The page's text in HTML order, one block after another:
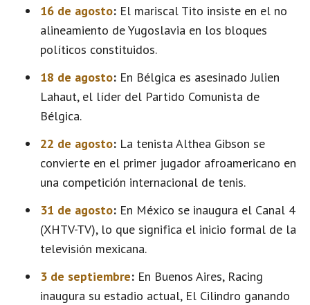
16 de agosto: El mariscal Tito insiste en el no
alineamiento de Yugoslavia en los bloques
políticos constituidos.
18 de agosto: En Bélgica es asesinado Julien
Lahaut, el líder del Partido Comunista de
Bélgica.
22 de agosto: La tenista Althea Gibson se
convierte en el primer jugador afroamericano en
una competición internacional de tenis.
31 de agosto: En México se inaugura el Canal 4
(XHTV-TV), lo que significa el inicio formal de la
televisión mexicana.
3 de septiembre: En Buenos Aires, Racing
inaugura su estadio actual, El Cilindro ganando